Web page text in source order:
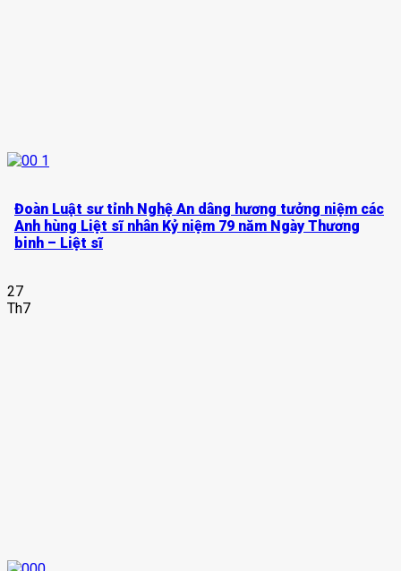
Đoàn Luật sư tỉnh Nghệ An dâng hương tưởng niệm các
Anh hùng Liệt sĩ nhân Kỷ niệm 79 năm Ngày Thương
binh – Liệt sĩ
27
Th7